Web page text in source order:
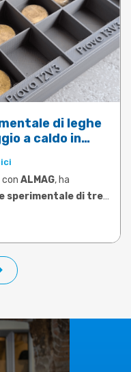
di leghe
a caldo in
con ALMAG, ha
sperimentale di tre
nello stampaggio
su campioni prelevati
di determinare le
intervalli di
di software di
generici,